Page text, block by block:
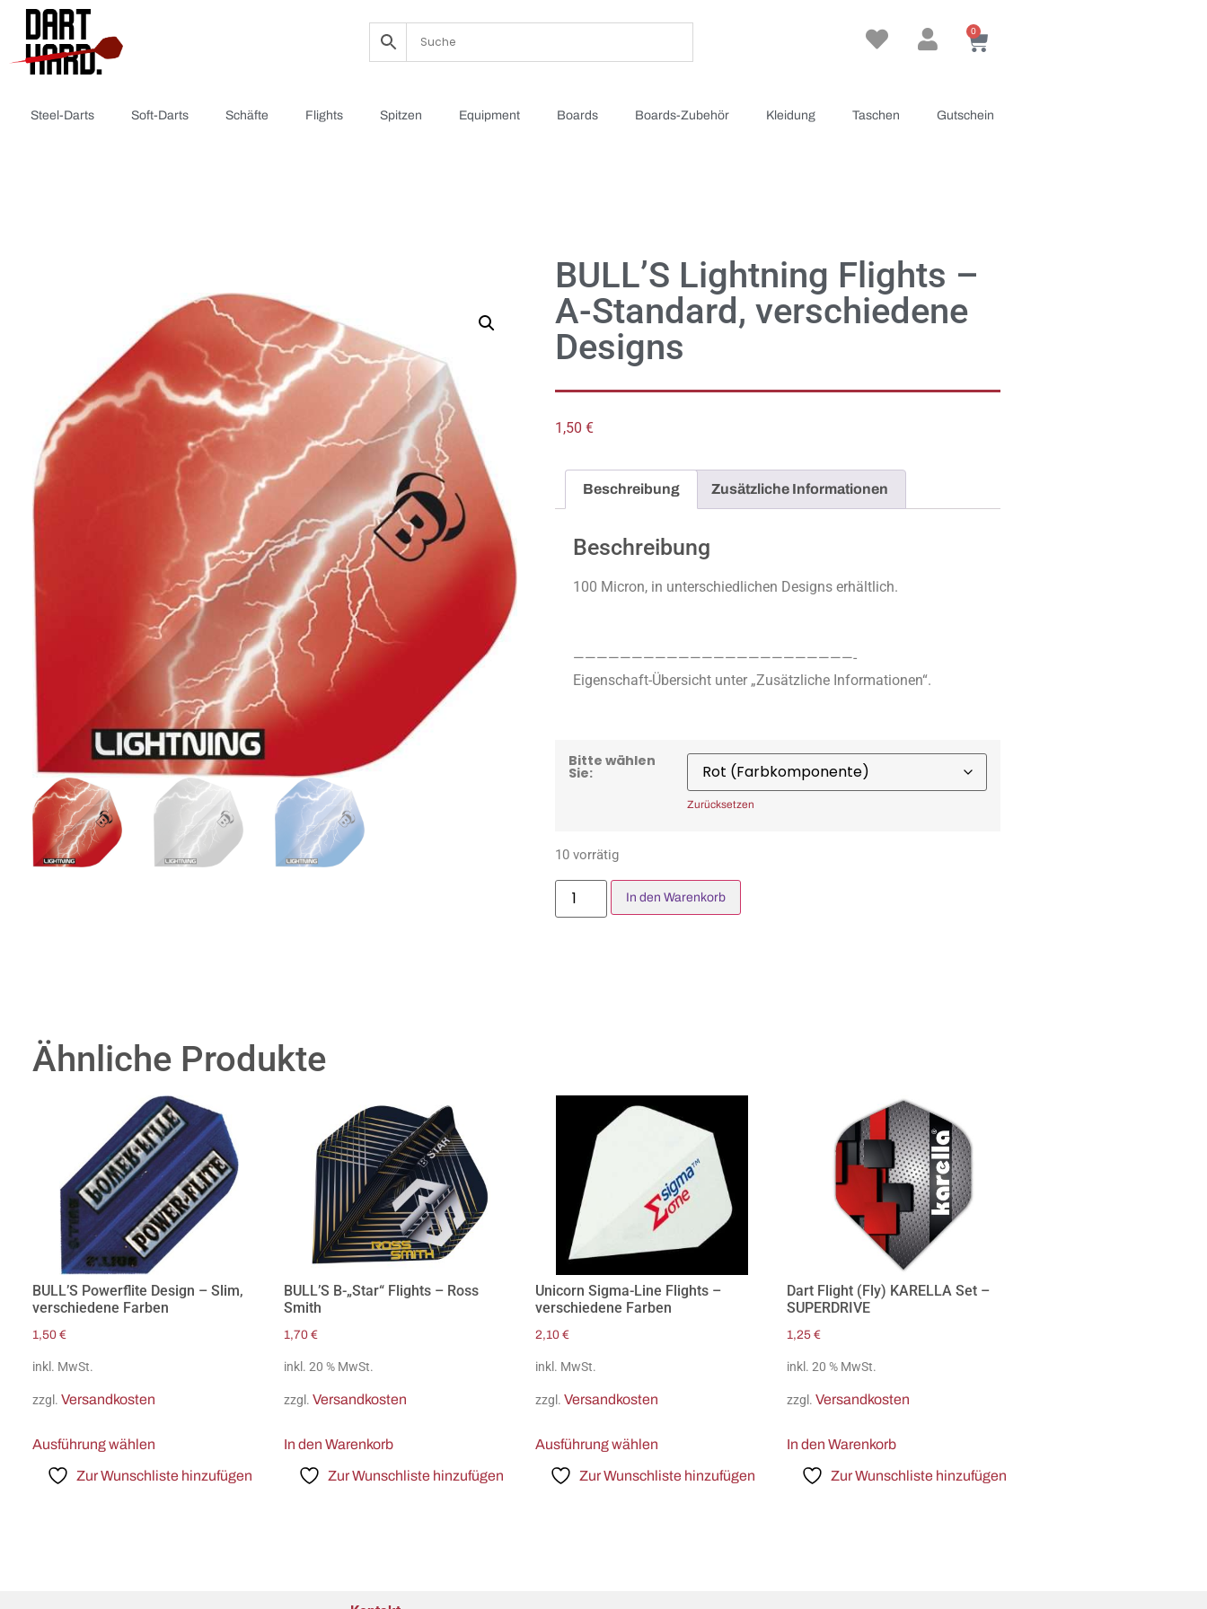
0
Steel-Darts Soft-Darts Schäfte Flights Spitzen Equipment Boards Boards-Zubehör Kleidung Taschen Gutschein
BULL’S Lightning Flights –
A-Standard, verschiedene
Designs
1,50 €
Beschreibung Zusätzliche Informationen
Beschreibung
100 Micron, in unterschiedlichen Designs erhältlich.
————————————————————————-
Eigenschaft-Übersicht unter „Zusätzliche Informationen“.
Bitte wählen
Sie:
Zurücksetzen
10 vorrätig
In den Warenkorb
Ähnliche Produkte
BULL’S Powerflite Design – Slim,
verschiedene Farben
1,50 €
inkl. MwSt.
zzgl. Versandkosten
Ausführung wählen
Zur Wunschliste hinzufügen
BULL’S B-„Star“ Flights – Ross
Smith
1,70 €
inkl. 20 % MwSt.
zzgl. Versandkosten
In den Warenkorb
Zur Wunschliste hinzufügen
Unicorn Sigma-Line Flights –
verschiedene Farben
2,10 €
inkl. MwSt.
zzgl. Versandkosten
Ausführung wählen
Zur Wunschliste hinzufügen
Dart Flight (Fly) KARELLA Set –
SUPERDRIVE
1,25 €
inkl. 20 % MwSt.
zzgl. Versandkosten
In den Warenkorb
Zur Wunschliste hinzufügen